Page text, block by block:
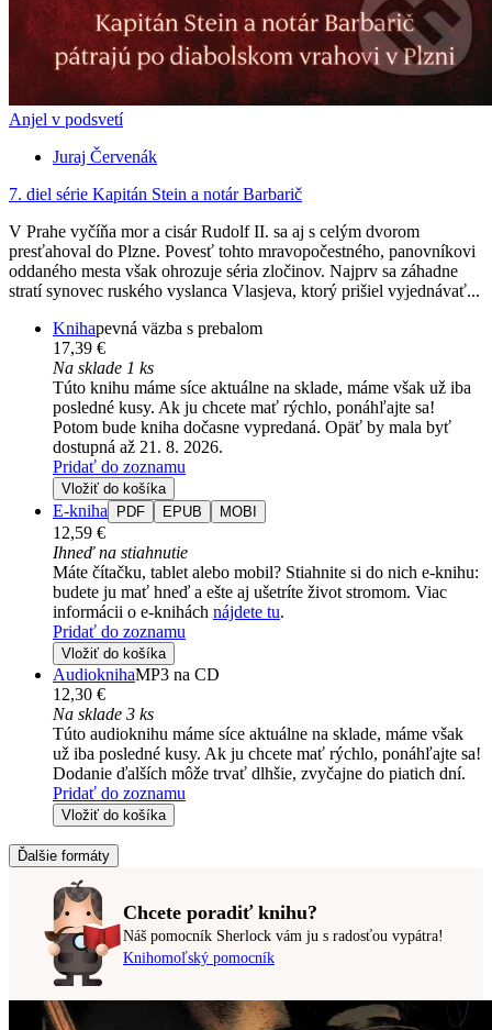
Anjel v podsvetí
Juraj Červenák
7. diel série Kapitán Stein a notár Barbarič
V Prahe vyčíňa mor a cisár Rudolf II. sa aj s celým dvorom
presťahoval do Plzne. Povesť tohto mravopočestného, panovníkovi
oddaného mesta však ohrozuje séria zločinov. Najprv sa záhadne
stratí synovec ruského vyslanca Vlasjeva, ktorý prišiel vyjednávať...
Knihapevná väzba s prebalom
17,39 €
Na sklade 1 ks
Túto knihu máme síce aktuálne na sklade, máme však už iba
posledné kusy. Ak ju chcete mať rýchlo, ponáhľajte sa!
Potom bude kniha dočasne vypredaná. Opäť by mala byť
dostupná až 21. 8. 2026.
Pridať do zoznamu
Vložiť do košíka
E-kniha PDF EPUB MOBI
12,59 €
Ihneď na stiahnutie
Máte čítačku, tablet alebo mobil? Stiahnite si do nich e-knihu:
budete ju mať hneď a ešte aj ušetríte život stromom. Viac
informácii o e-knihách nájdete tu.
Pridať do zoznamu
Vložiť do košíka
AudioknihaMP3 na CD
12,30 €
Na sklade 3 ks
Túto audioknihu máme síce aktuálne na sklade, máme však
už iba posledné kusy. Ak ju chcete mať rýchlo, ponáhľajte sa!
Dodanie ďalších môže trvať dlhšie, zvyčajne do piatich dní.
Pridať do zoznamu
Vložiť do košíka
Ďalšie formáty
Chcete poradiť knihu?
Náš pomocník Sherlock vám ju s radosťou vypátra!
Knihomoľský pomocník